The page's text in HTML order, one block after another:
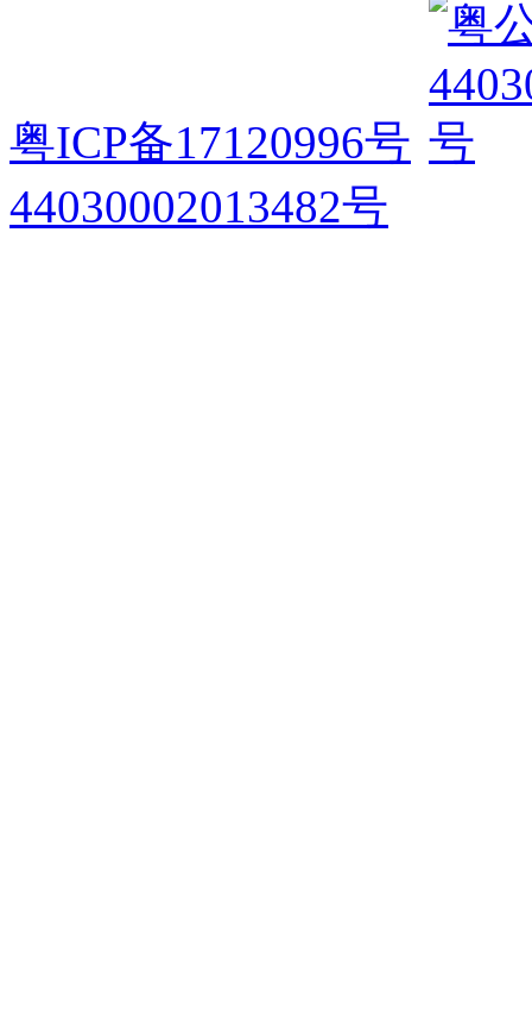
粤ICP备17120996号
44030002013482号